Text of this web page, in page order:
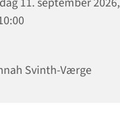
Svinth-Værge